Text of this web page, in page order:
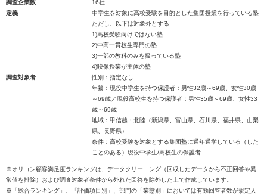
調査企業数
16社
定義
中学生を対象に高校受験を目的とした集団授業を行っている塾
ただし、以下は対象外とする
1)高校受験向けではない塾
2)中高一貫校生専門の塾
3)一部の教科のみを扱っている塾
4)映像授業が主体の塾
調査対象者
性別：指定なし
年齢：現役中学生を持つ保護者：男性32歳～69歳、女性30歳
～69歳／現役高校生を持つ保護者：男性35歳～69歳、女性33
歳～69歳
地域：甲信越・北陸（新潟県、富山県、石川県、福井県、山梨
県、長野県）
条件：高校受験を対象とする集団塾に通年通学している（した
ことのある）現役中学生/高校生の保護者
※オリコン顧客満足度ランキングは、データクリーニング（回収したデータから不正回答や異
常値を排除）および調査対象者条件から外れた回答を除外した上で作成しています。
※「総合ランキング」、「評価項目別」、部門の「業態別」においては有効回答者数が規定人